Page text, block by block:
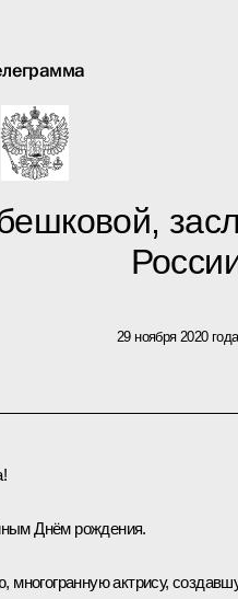
29 ноября 2020 года
Днём рождения.
многогранную актрису,